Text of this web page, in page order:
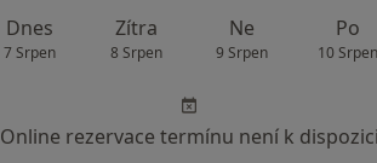
Dnes
7 Srpen
Zítra
8 Srpen
Ne
9 Srpen
Po
10 Srpen
Online rezervace termínu není k dispozici